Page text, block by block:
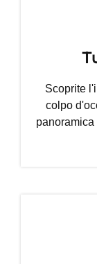
Scoprite
colpo